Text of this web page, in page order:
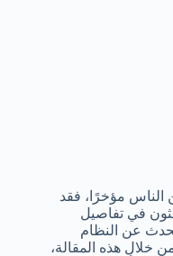
الناس مؤخرًا، فقد
في تفاصيل
عن النظام
خلال هذه المقالة،